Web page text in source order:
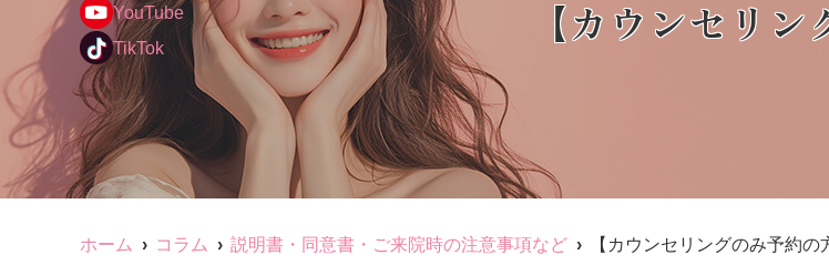
YouTube
TikTok
【カウンセリン
ホーム コラム 説明書・同意書・ご来院時の注意事項など 【カウンセリングのみ予約の